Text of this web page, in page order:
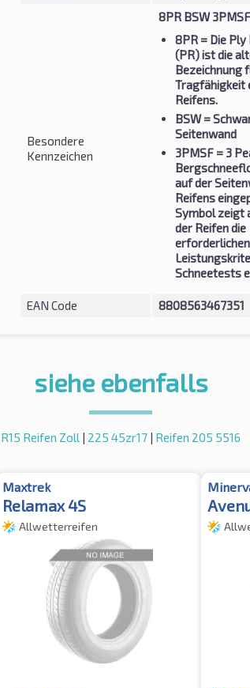
Besondere
Kennzeichen
8PR BSW 3PMSF
8PR= Die Ply
(PR) ist die
Bezeichnung
Tragfähigkeit
Reifens.
BSW=
Seitenwand
3PMSF= 3
auf der
Reifens
Symbol zeigt
der Reifen die
erforderlichen
Schneetests
EAN Code 8808563467351
siehe ebenfalls
R15 Reifen Zoll | 225 45zr17 | Reifen 205 5516
Maxtrek
Relamax 4S
Allwetterreifen